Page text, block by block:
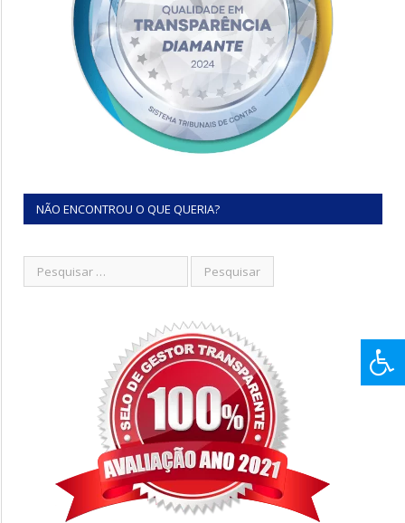
NÃO ENCONTROU O QUE QUERIA?